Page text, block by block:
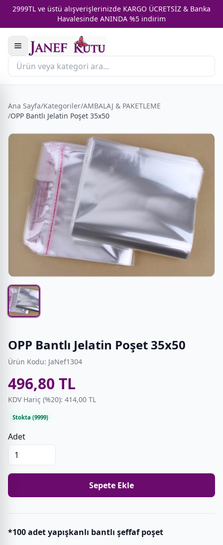
2999TL ve üstü alışverişlerinizde KARGO ÜCRETSİZ & Banka
Havalesinde ANINDA %5 indirim
Ana Sayfa/Kategoriler/AMBALAJ & PAKETLEME
/OPP Bantlı Jelatin Poşet 35x50
OPP Bantlı Jelatin Poşet 35x50
Ürün Kodu: JaNef1304
496,80 TL
KDV Hariç (%20): 414,00 TL
Stokta (9999)
Adet
Sepete Ekle
*100 adet yapışkanlı bantlı şeffaf poşet